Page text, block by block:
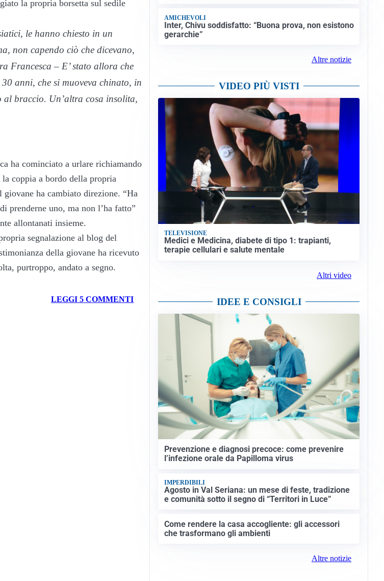
la propria borsetta sul sedile
le hanno chiesto in un
non capendo ciò che dicevano,
Francesca – E’ stato allora che
anni, che si muoveva chinato, in
braccio. Un’altra cosa insolita,
ha cominciato a urlare richiamando
coppia a bordo della propria
ha cambiato direzione. “Ha
prenderne uno, ma non l’ha fatto”
allontanati insieme.
segnalazione al blog del
della giovane ha ricevuto
purtroppo, andato a segno.
LEGGI 5 COMMENTI
AMICHEVOLI
Inter, Chivu soddisfatto: “Buona prova, non esistono
gerarchie”
Altre notizie
VIDEO PIÙ VISTI
TELEVISIONE
Medici e Medicina, diabete di tipo 1: trapianti,
terapie cellulari e salute mentale
Altri video
IDEE E CONSIGLI
Prevenzione e diagnosi precoce: come prevenire
l’infezione orale da Papilloma virus
IMPERDIBILI
Agosto in Val Seriana: un mese di feste, tradizione
e comunità sotto il segno di “Territori in Luce”
Come rendere la casa accogliente: gli accessori
che trasformano gli ambienti
Altre notizie